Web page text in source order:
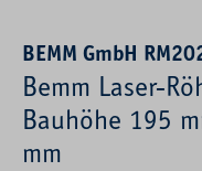
BEMM GmbH
Bemm Laser-
Bauhöhe 195
mm